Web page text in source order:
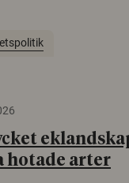
hotade arter